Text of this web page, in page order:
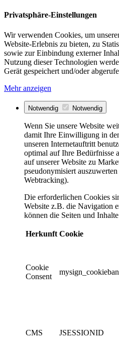
Privatsphäre-Einstellungen
Wir verwenden Cookies, um
Website-Erlebnis zu bieten, zu
sowie zur Einbindung externer
Nutzung dieser Technologien
Gerät gespeichert und/oder
Mehr anzeigen
Notwendig Notwendig
Wenn Sie unsere Website
damit Ihre Einwilligung in
unseren Internetauftritt
optimal auf Ihre Bedürfnisse
auf unserer Website zu
pseudonymisiert
Webtracking).
Die erforderlichen Cookies
Website z.B. die Navigation
können die Seiten und
Herkunft Cookie
Cookie
Consent
CMS JSESSIONID